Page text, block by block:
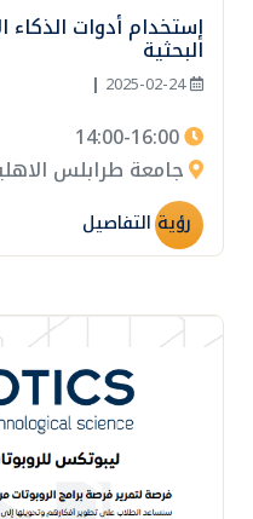
إستخدام أدوات
البحثية
2025-02-24
|
14:00-16:00
جامعة طرابلس
رؤية التفاصيل